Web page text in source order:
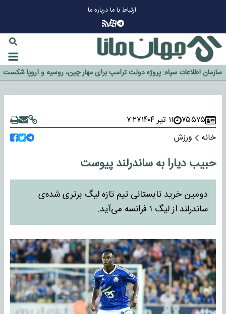
ارتباط با مادرباره ما
گزینه جدایی اوسمار روی میز مدیران پرسپولیس
آیا رئیس جمهور آمریکا قانون را دور می‌زند؟
اخراج رسمی چهره نامدار از پرسپولیس
سازمان اطلاعات سپاه: پروژه دولت ترامپ برای مهار چین، روسیه و اروپا شکست
خورد
۷۵۵۷۵ ۱۱ تیر ۱۴۰۴
۷:۲۷
خانه
ورزش
حبیب دیارا به ساندرلند پیوست
دومین خرید تابستانی تیم تازه لیگ برتری شده‌ی
ساندرلند از لیگ ۱ فرانسه می‌آید.